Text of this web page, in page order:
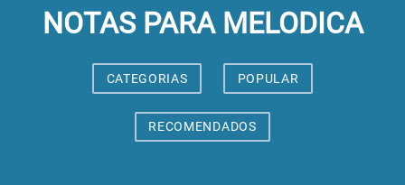
NOTAS PARA MELODICA
CATEGORIAS POPULAR
RECOMENDADOS